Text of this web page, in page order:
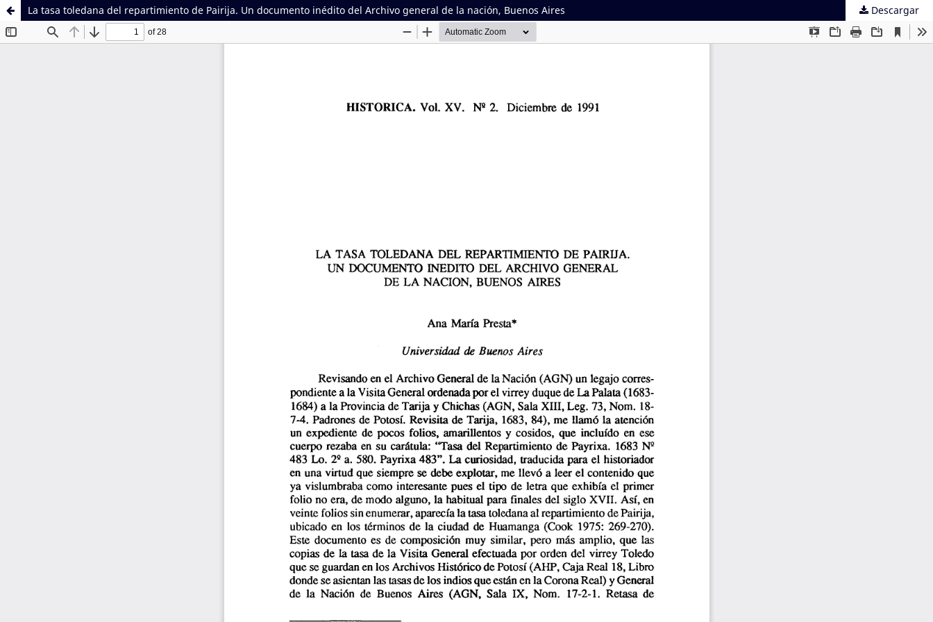
La tasa toledana del repartimiento de Pairija. Un documento inédito del Archivo general de la nación, Buenos Aires Descargar